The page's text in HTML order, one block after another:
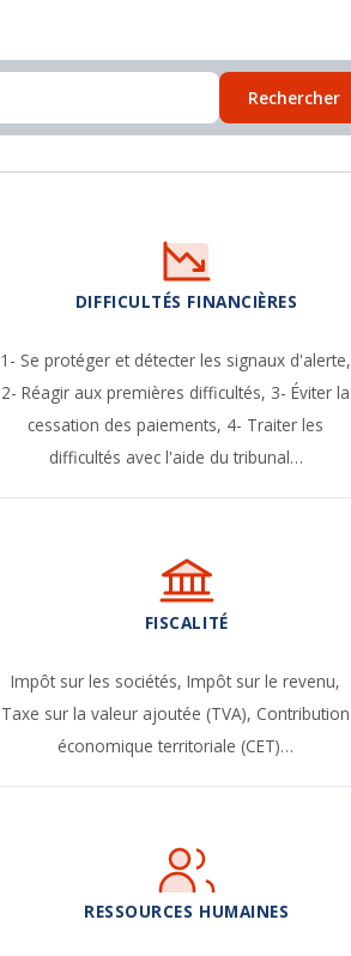
Rechercher
DIFFICULTÉS FINANCIÈRES
1- Se protéger et détecter les signaux d'alerte,
2- Réagir aux premières difficultés, 3- Éviter la
cessation des paiements, 4- Traiter les
difficultés avec l'aide du tribunal…
FISCALITÉ
Impôt sur les sociétés,Impôt sur le revenu,
Taxe sur la valeur ajoutée (TVA), Contribution
économique territoriale (CET)…
RESSOURCES HUMAINES